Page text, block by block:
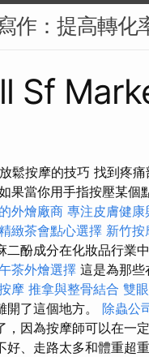
作：提高轉化
Sf
鬆按摩的技巧 找到疼痛
果當你用手指按壓某個
外燴廠商 專注皮膚健
緻茶會點心選擇 新竹按
二酚成分在化妝品行業
茶外燴選擇 這是為那些
摩 推拿與整骨結合 雙
開了這個地方。 除蟲公
，因為按摩師可以在一
好、走路太多和體重超